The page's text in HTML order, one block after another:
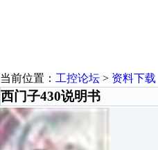
当前位置： 工控论坛 > 资料下载
西门子430说明书